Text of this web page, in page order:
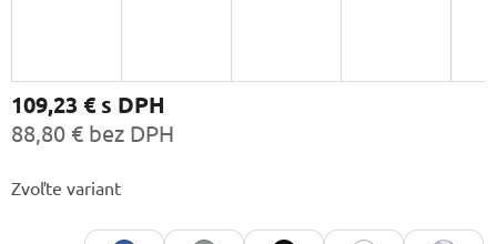
109,23 €s DPH
88,80 € bez DPH
cena:
Zvoľte variant